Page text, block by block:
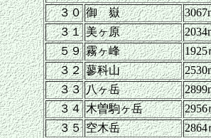
３０ 御 嶽
３１ 美ヶ原
５９ 霧ヶ峰
1925
３２ 蓼科山
３３ 八ヶ岳
３４ 木曽駒ヶ岳
2956
３５ 空木岳 2864